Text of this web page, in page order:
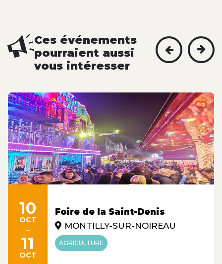
Ces événements
pourraient aussi
vous intéresser
10
OCT
-
11
OCT
Foire de la Saint-Denis
MONTILLY-SUR-NOIREAU
AGRICULTURE